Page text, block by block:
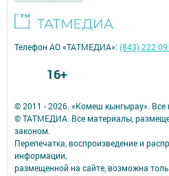
© 2011 - 2026. «Комеш кынгырау».
© ТАТМЕДИА. Все материалы,
законом.
Перепечатка, воспроизведение и
информации,
размещенной на сайте, возможна
Телефон АО «ТАТМЕДИА»:(843) 222
16+